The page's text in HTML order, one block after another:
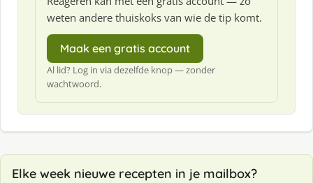
weten andere thuiskoks van wie de tip komt.
Maak een gratis account
Al lid? Log in via dezelfde knop — zonder
wachtwoord.
Elke week nieuwe recepten in je mailbox?